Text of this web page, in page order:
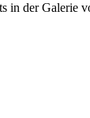
in der Galerie